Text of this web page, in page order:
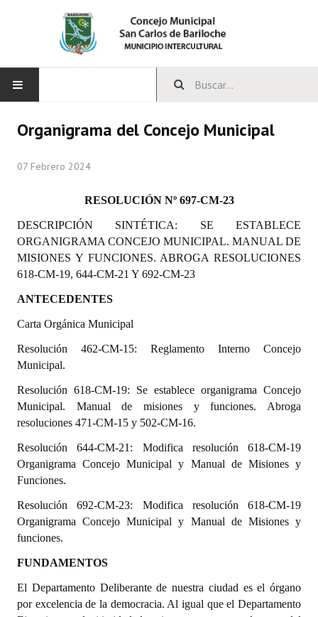
Integrantes del Concejo
Comisiones Permanentes
Comisiones Especiales
Concejales Mandato Cumplido
Programas
LEGISLACIÓN
Constitución Nacional
Constitución Provincial
Carta Orgánica 2007
Reglamento Interno
Organigrama
Informes de Gestión
Organigrama del Concejo Municipal
07 Febrero 2024
RESOLUCIÓN Nº 697-CM-23
DESCRIPCIÓN SINTÉTICA: SE ESTABLECE
ORGANIGRAMA CONCEJO MUNICIPAL. MANUAL DE
MISIONES Y FUNCIONES. ABROGA RESOLUCIONES
618-CM-19, 644-CM-21 Y 692-CM-23
ANTECEDENTES
Carta Orgánica Municipal
Resolución 462-CM-15: Reglamento Interno Concejo
Municipal.
Resolución 618-CM-19: Se establece organigrama Concejo
Municipal. Manual de misiones y funciones. Abroga
resoluciones 471-CM-15 y 502-CM-16.
Resolución 644-CM-21: Modifica resolución 618-CM-19
Organigrama Concejo Municipal y Manual de Misiones y
Funciones.
Resolución 692-CM-23: Modifica resolución 618-CM-19
Organigrama Concejo Municipal y Manual de Misiones y
funciones.
FUNDAMENTOS
El Departamento Deliberante de nuestra ciudad es el órgano
por excelencia de la democracia. Al igual que el Departamento